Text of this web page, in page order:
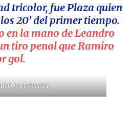
tricolor, fue Plaza quien
20′ del primer tiempo.
en la mano de Leandro
tiro penal que Ramiro
gol.
QUINTANA